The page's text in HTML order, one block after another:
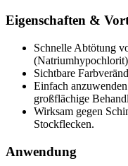
Eigenschaften &
Schnelle Abtötung
Sichtbare
Einfach
großflächige
Wirksam gegen
Stockflecken.
Anwendung